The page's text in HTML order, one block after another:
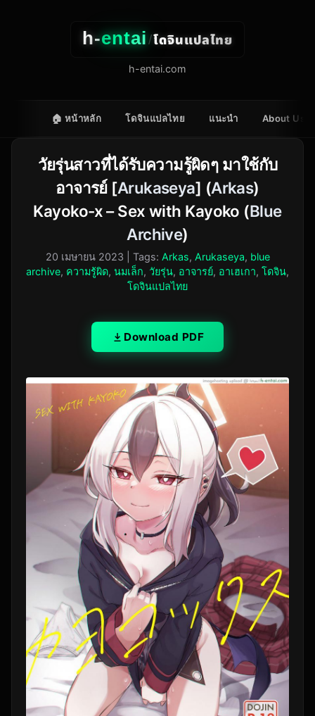
h-entai/โดจินแปลไทย
h-entai.com
🏠 หน้าหลัก โดจินแปลไทย แนะนำ About Us
วัยรุ่นสาวที่ได้รับความรู้ผิดๆ มาใช้กับ
อาจารย์ [Arukaseya] (Arkas)
Kayoko-x – Sex with Kayoko (Blue
Archive)
20 เมษายน 2023 | Tags: Arkas, Arukaseya, blue
archive, ความรู้ผิด, นมเล็ก, วัยรุ่น, อาจารย์, อาเฮเกา, โดจิน,
โดจินแปลไทย
Download PDF